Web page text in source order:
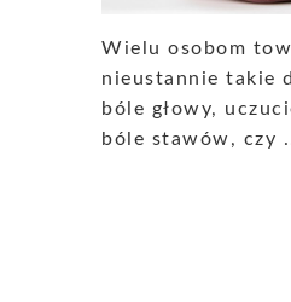
Wielu osobom
nieustannie takie
bóle głowy,
bóle stawów, czy